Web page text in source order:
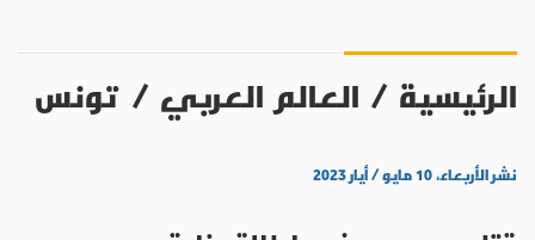
الرئيسية / العالم العربي / تونس
نشر الأربعاء، ١٠ مايو / أيار ٢٠٢٣